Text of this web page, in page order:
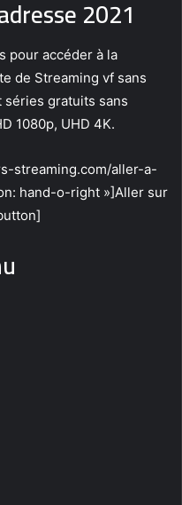
2021
pour accéder à la
de Streaming vf sans
gratuits sans
1080p, UHD 4K.
streaming.com/aller-a-
hand-o-right »]Aller sur